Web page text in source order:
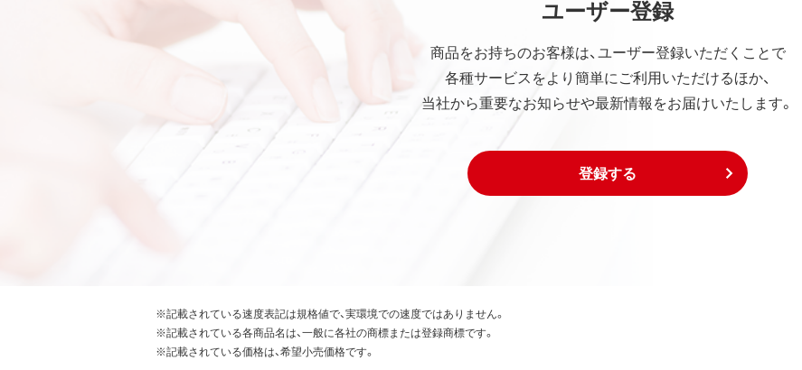
ユーザー登録
商品をお持ちのお客様は、ユーザー登録いただくことで
各種サービスをより簡単にご利用いただけるほか、
当社から重要なお知らせや最新情報をお届けいたします。
登録する
※記載されている速度表記は規格値で、実環境での速度ではありません。
※記載されている各商品名は、一般に各社の商標または登録商標です。
※記載されている価格は、希望小売価格です。